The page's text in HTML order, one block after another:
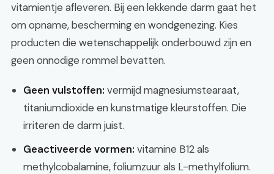
vitamientje afleveren. Bij een lekkende darm gaat het
om opname, bescherming en wondgenezing. Kies
producten die wetenschappelijk onderbouwd zijn en
geen onnodige rommel bevatten.
Geen vulstoffen: vermijd magnesiumstearaat,
titaniumdioxide en kunstmatige kleurstoffen. Die
irriteren de darm juist.
Geactiveerde vormen: vitamine B12 als
methylcobalamine, foliumzuur als L-methylfolium.